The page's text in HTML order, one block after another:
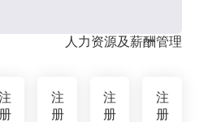
人力资源及薪酬管理
册
注
册
注
册
注
册